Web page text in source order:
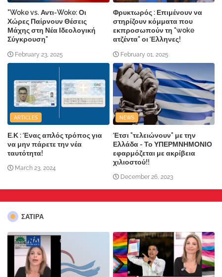
"Woke vs. Αντι-Woke: Οι
Χώρες Παίρνουν Θέσεις
Μάχης στη Νέα Ιδεολογική
Σύγκρουση"
February 23, 2025
Φρυκτωρός : Επιμένουν να
στηρίζουν κόμματα που
εκπροσωπούν τη "woke
ατζέντα" οι Έλληνες!
February 01, 2025
ARTICLES
Ε.Κ : Ένας απλός τρόπος για
να μην πάρετε την νέα
ταυτότητα!
March 23, 2024
NEWS
Έτσι "τελειώνουν" με την
Ελλάδα - Το ΥΠΕΡΜΝΗΜΟΝΙΟ
εφαρμόζεται με ακρίβεια
χιλιοστού!!
December 26, 2023
ΣΑΤΙΡΑ